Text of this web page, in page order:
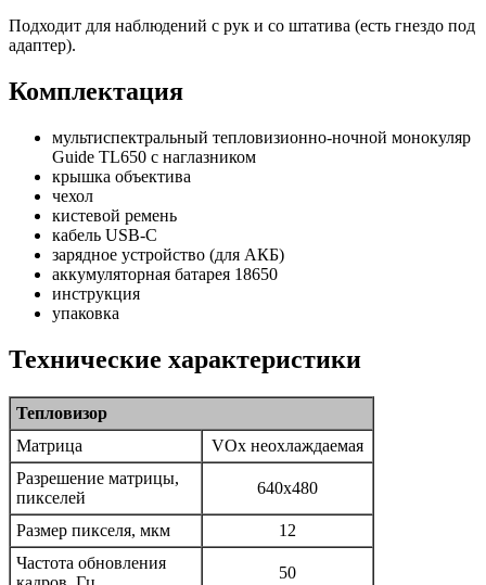
Подходит для наблюдений с рук и со штатива (есть гнездо под
адаптер).
Комплектация
мультиспектральный тепловизионно-ночной монокуляр
Guide TL650 с наглазником
крышка объектива
чехол
кистевой ремень
кабель USB-C
зарядное устройство (для АКБ)
аккумуляторная батарея 18650
инструкция
упаковка
Технические характеристики
Тепловизор
Матрица
VOx неохлаждаемая
Разрешение матрицы,
пикселей
640x480
Размер пикселя, мкм
12
Частота обновления
50